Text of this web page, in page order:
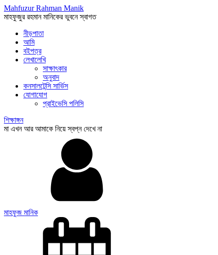
Mahfuzur Rahman Manik
মাহফুজুর রহমান মানিকের ভুবনে স্বাগত
নীড়পাতা
আমি
বইপত্র
লেখালেখি
সাক্ষাৎকার
অনুবাদ
কনসালটেন্সি সার্ভিস
যোগাযোগ
প্রাইভেসি পলিসি
শিক্ষাঙ্গন
মা এখন আর আমাকে নিয়ে স্বপ্ন দেখে না
মাহফুজ মানিক